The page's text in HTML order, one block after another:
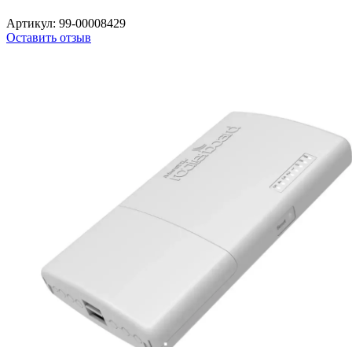
Артикул: 99-00008429
Оставить отзыв